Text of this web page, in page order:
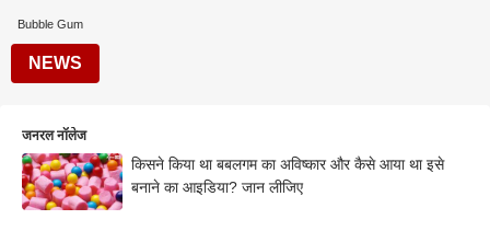
Bubble Gum
NEWS
जनरल नॉलेज
किसने किया था बबलगम का अविष्कार और कैसे आया था इसे
बनाने का आइडिया? जान लीजिए